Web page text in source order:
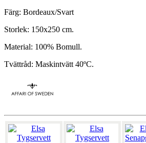
Färg: Bordeaux/Svart
Storlek: 150x250 cm.
Material: 100% Bomull.
Tvättråd: Maskintvätt 40ºC.